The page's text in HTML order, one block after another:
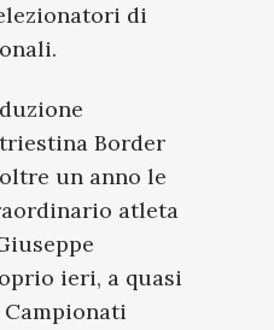
di
Border
un anno le
atleta
ieri, a quasi
Campionati